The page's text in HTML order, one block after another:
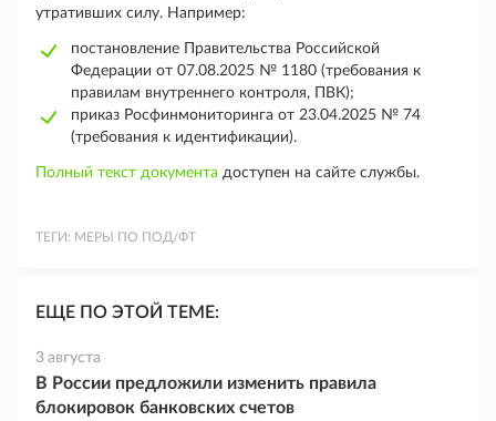
утративших силу. Например:
постановление Правительства Российской
Федерации от 07.08.2025 № 1180 (требования к
правилам внутреннего контроля, ПВК);
приказ Росфинмониторинга от 23.04.2025 № 74
(требования к идентификации).
Полный текст документа доступен на сайте службы.
ТЕГИ: МЕРЫ ПО ПОД/ФТ
ЕЩЕ ПО ЭТОЙ ТЕМЕ:
3 августа
В России предложили изменить правила
блокировок банковских счетов